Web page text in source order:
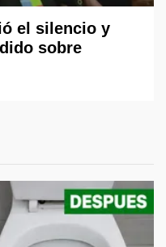
el silencio y
sobre